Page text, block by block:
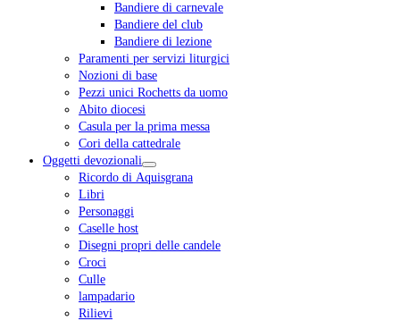
Bandiere di carnevale
Bandiere del club
Bandiere di lezione
Paramenti per servizi liturgici
Nozioni di base
Pezzi unici Rochetts da uomo
Abito diocesi
Casula per la prima messa
Cori della cattedrale
Oggetti devozionali
Ricordo di Aquisgrana
Libri
Personaggi
Caselle host
Disegni propri delle candele
Croci
Culle
lampadario
Rilievi